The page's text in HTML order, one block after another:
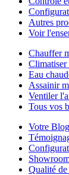
Autres
Voir
Chauffer
Climatiser
Eau
Assainir
Ventiler
Tous vos
Votre Blog
Qualité